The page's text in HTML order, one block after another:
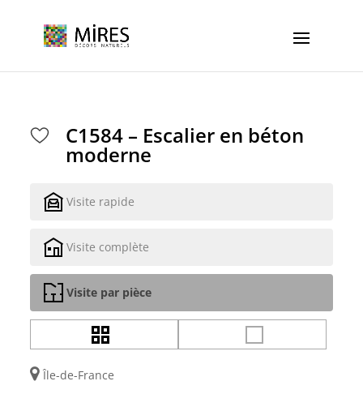
C1584 – Escalier en béton
moderne
Visite rapide
Visite complète
Visite par pièce
Île-de-France